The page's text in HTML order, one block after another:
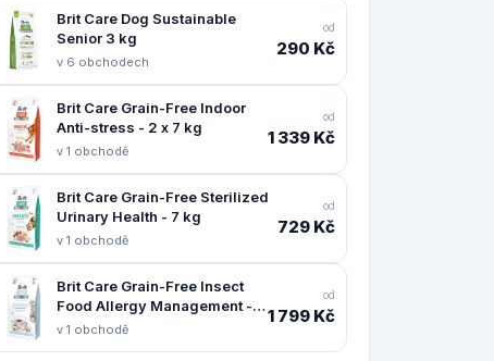
Brit Care Dog Sustainable
Senior 3 kg
v 6 obchodech
od
290 Kč
Brit Care Grain-Free Indoor
Anti-stress - 2 x 7 kg
v 1 obchodě
od
1 339 Kč
Brit Care Grain-Free Sterilized
Urinary Health - 7 kg
v 1 obchodě
od
729 Kč
Brit Care Grain-Free Insect
Food Allergy Management - 2
x 7 kg
v 1 obchodě
od
1 799 Kč